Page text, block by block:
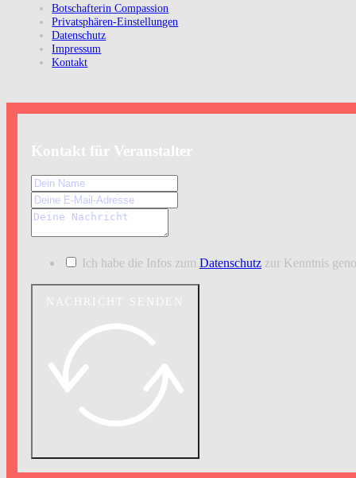
Botschafterin Compassion
Privatsphären-Einstellungen
Datenschutz
Impressum
Kontakt
Kontakt für Veranstalter
Ich habe die Infos zum Datenschutzzur Kenntnis
NACHRICHT SENDEN